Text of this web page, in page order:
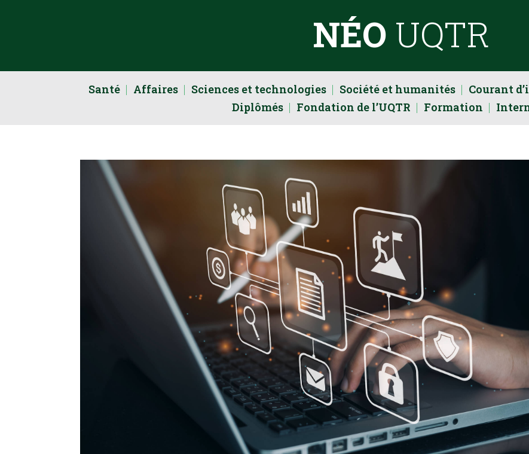
NÉO UQTR
Santé Affaires Sciences et technologies Société et humanités Courant
Diplômés
Fondation de l’UQTR Formation